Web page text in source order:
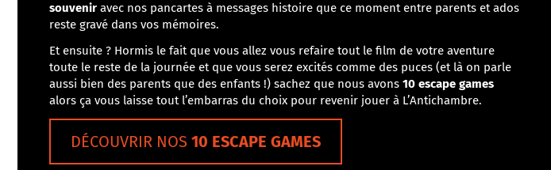
souvenir avec nos pancartes à messages histoire que ce moment entre parents et ados
reste gravé dans vos mémoires.
Et ensuite ? Hormis le fait que vous allez vous refaire tout le film de votre aventure
toute le reste de la journée et que vous serez excités comme des puces (et là on parle
aussi bien des parents que des enfants !) sachez que nous avons 10 escape games
alors ça vous laisse tout l’embarras du choix pour revenir jouer à L’Antichambre.
DÉCOUVRIR NOS 10 ESCAPE GAMES